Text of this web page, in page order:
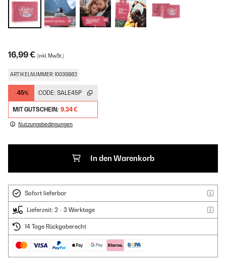
16,99 € (inkl. MwSt.)
ARTIKELNUMMER: 10039862
-45% CODE: SALE45P
MIT GUTSCHEIN: 9,34 €
Nutzungsbedingungen
In den Warenkorb
Sofort lieferbar
Lieferzeit: 2 - 3 Werktage
14 Tage Rückgaberecht